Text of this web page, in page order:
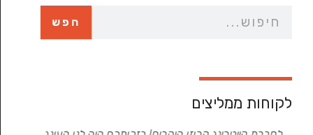
חפש
לקוחות ממליצים